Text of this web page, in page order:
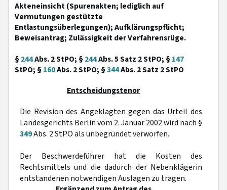
Akteneinsicht (Spurenakten; lediglich auf
Vermutungen gestützte
Entlastungsüberlegungen); Aufklärungspflicht;
Beweisantrag; Zulässigkeit der Verfahrensrüge.
§244Abs. 2 StPO; §244Abs. 5 Satz 2 StPO; §147
StPO; §160Abs. 2 StPO; §344Abs. 2 Satz 2 StPO
Entscheidungstenor
Die Revision des Angeklagten gegen das Urteil des
Landesgerichts Berlin vom 2. Januar 2002 wird nach §
349Abs. 2 StPO als unbegründet verworfen.
Der Beschwerdeführer hat die Kosten des
Rechtsmittels und die dadurch der Nebenklägerin
entstandenen notwendigen Auslagen zu tragen.